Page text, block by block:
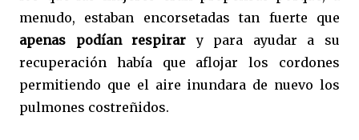
menudo, estaban encorsetadas tan fuerte que
apenas podían respirar y para ayudar a su
recuperación había que aflojar los cordones
permitiendo que el aire inundara de nuevo los
pulmones costreñidos.